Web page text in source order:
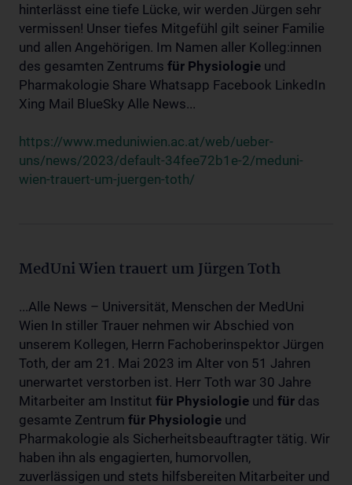
hinterlässt eine tiefe Lücke, wir werden Jürgen sehr
vermissen! Unser tiefes Mitgefühl gilt seiner Familie
und allen Angehörigen. Im Namen aller Kolleg:innen
des gesamten Zentrums für Physiologie und
Pharmakologie Share Whatsapp Facebook LinkedIn
Xing Mail BlueSky Alle News...
https://www.meduniwien.ac.at/web/ueber-
uns/news/2023/default-34fee72b1e-2/meduni-
wien-trauert-um-juergen-toth/
MedUni Wien trauert um Jürgen Toth
...Alle News – Universität, Menschen der MedUni
Wien In stiller Trauer nehmen wir Abschied von
unserem Kollegen, Herrn Fachoberinspektor Jürgen
Toth, der am 21. Mai 2023 im Alter von 51 Jahren
unerwartet verstorben ist. Herr Toth war 30 Jahre
Mitarbeiter am Institut für Physiologie und für das
gesamte Zentrum für Physiologie und
Pharmakologie als Sicherheitsbeauftragter tätig. Wir
haben ihn als engagierten, humorvollen,
zuverlässigen und stets hilfsbereiten Mitarbeiter und